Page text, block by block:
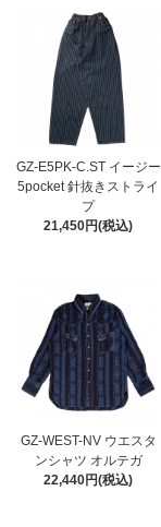
GZ-E5PK-C.ST イージー
5pocket 針抜きストライ
プ
21,450円(税込)
GZ-WEST-NV ウエスタ
ンシャツ オルテガ
22,440円(税込)